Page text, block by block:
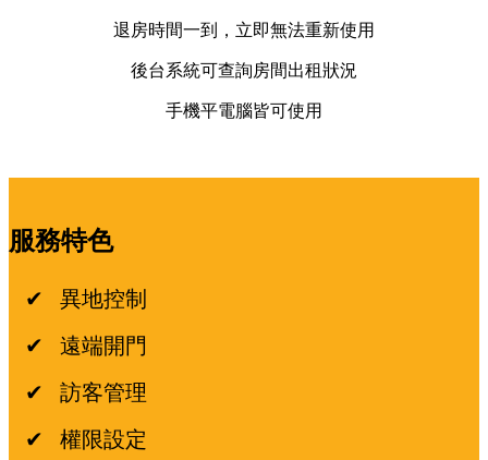
退房時間一到，立即無法重新使用
後台系統可查詢房間出租狀況
手機平電腦皆可使用
服務特色
✔ 異地控制
✔ 遠端開門
✔ 訪客管理
✔ 權限設定